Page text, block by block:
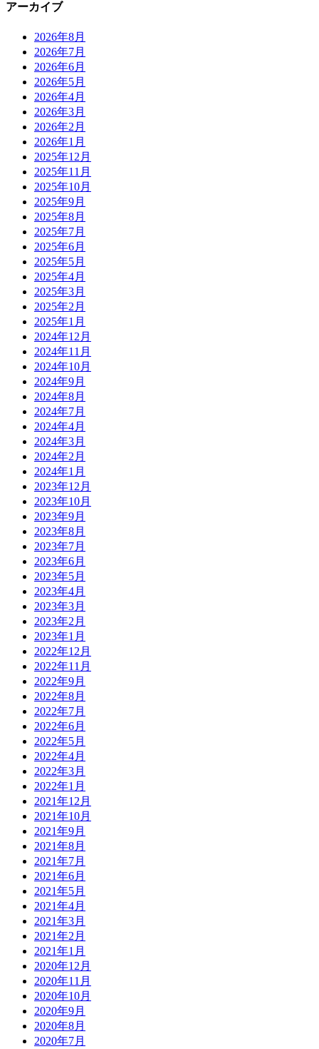
アーカイブ
2026年8月
2026年7月
2026年6月
2026年5月
2026年4月
2026年3月
2026年2月
2026年1月
2025年12月
2025年11月
2025年10月
2025年9月
2025年8月
2025年7月
2025年6月
2025年5月
2025年4月
2025年3月
2025年2月
2025年1月
2024年12月
2024年11月
2024年10月
2024年9月
2024年8月
2024年7月
2024年4月
2024年3月
2024年2月
2024年1月
2023年12月
2023年10月
2023年9月
2023年8月
2023年7月
2023年6月
2023年5月
2023年4月
2023年3月
2023年2月
2023年1月
2022年12月
2022年11月
2022年9月
2022年8月
2022年7月
2022年6月
2022年5月
2022年4月
2022年3月
2022年1月
2021年12月
2021年10月
2021年9月
2021年8月
2021年7月
2021年6月
2021年5月
2021年4月
2021年3月
2021年2月
2021年1月
2020年12月
2020年11月
2020年10月
2020年9月
2020年8月
2020年7月